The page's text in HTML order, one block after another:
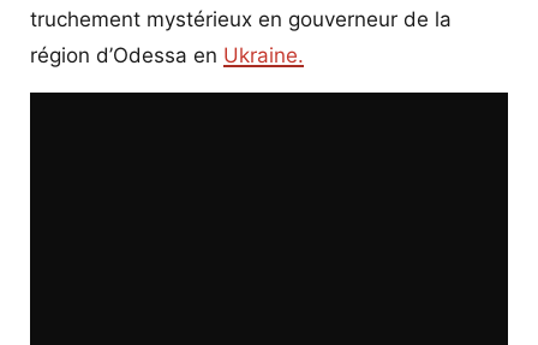
truchement mystérieux en gouverneur de la
région d’Odessa en Ukraine.